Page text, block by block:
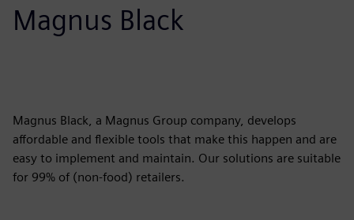
Magnus Black
Magnus Black, a Magnus Group company, develops
affordable and flexible tools that make this happen and are
easy to implement and maintain. Our solutions are suitable
for 99% of (non-food) retailers.